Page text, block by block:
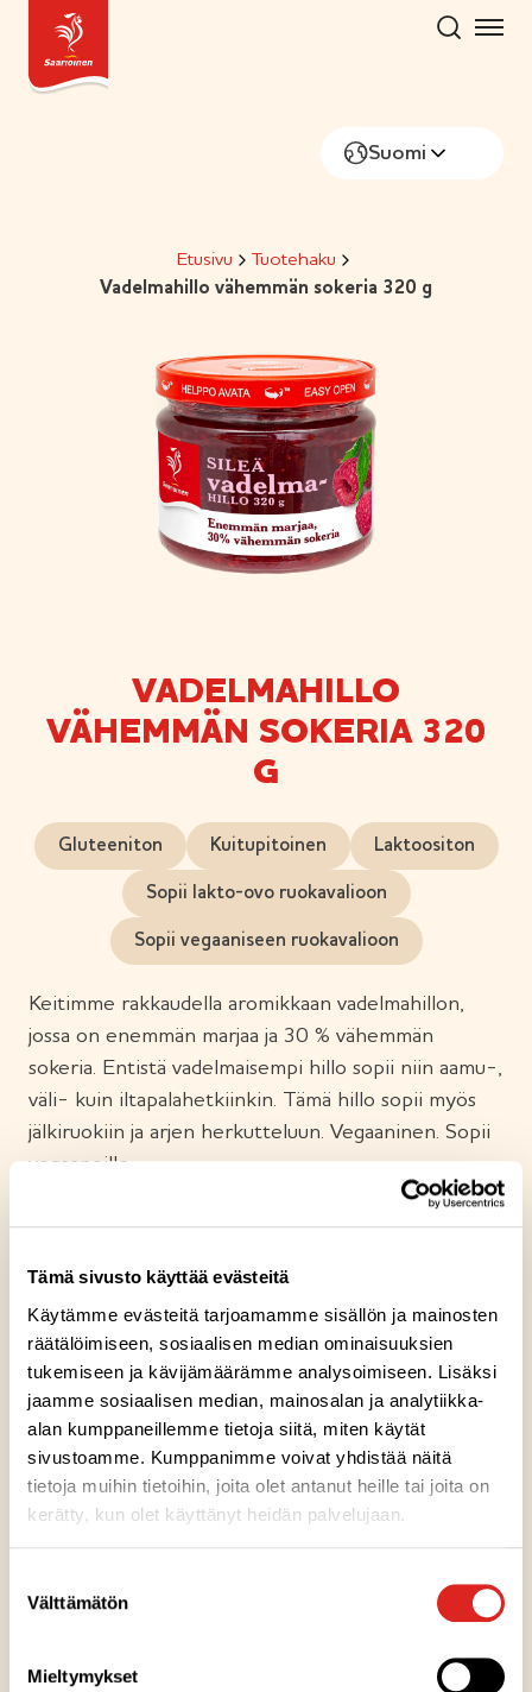
Tämä sivusto käyttää evästeitä
Käytämme evästeitä tarjoamamme sisällön ja mainosten
räätälöimiseen, sosiaalisen median ominaisuuksien
tukemiseen ja kävijämäärämme analysoimiseen. Lisäksi
jaamme sosiaalisen median, mainosalan ja analytiikka-
alan kumppaneillemme tietoja siitä, miten käytät
sivustoamme. Kumppanimme voivat yhdistää näitä
tietoja muihin tietoihin, joita olet antanut heille tai joita on
kerätty, kun olet käyttänyt heidän palvelujaan.
valinta
Välttämätön
Mieltymykset
Hyppää
sisältöön
Suomi
Etusivu
Tuotehaku
Vadelmahillo vähemmän sokeria 320 g
VADELMAHILLO
VÄHEMMÄN SOKERIA 320
G
Gluteeniton Kuitupitoinen Laktoositon
Sopii lakto-ovo ruokavalioon
Sopii vegaaniseen ruokavalioon
Keitimme rakkaudella aromikkaan vadelmahillon,
jossa on enemmän marjaa ja 30 % vähemmän
sokeria. Entistä vadelmaisempi hillo sopii niin aamu-,
väli- kuin iltapalahetkiinkin. Tämä hillo sopii myös
jälkiruokiin ja arjen herkutteluun. Vegaaninen. Sopii
vegaaneille.
Ravintosisältö
Säilytysohje
Valmistuspaikka